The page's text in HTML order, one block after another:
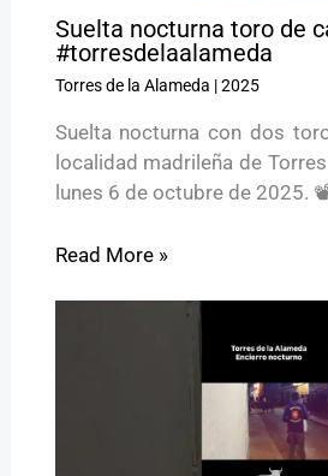
Suelta nocturna toro de
#torresdelaalameda
Torres de la Alameda |2025
Suelta nocturna con dos
localidad madrileña de
lunes 6 de octubre de 2025.
Read More »